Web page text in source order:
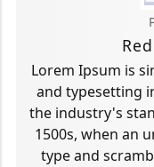
Lorem Ipsum is
and typesetting
the industry's
1500s, when an
type and